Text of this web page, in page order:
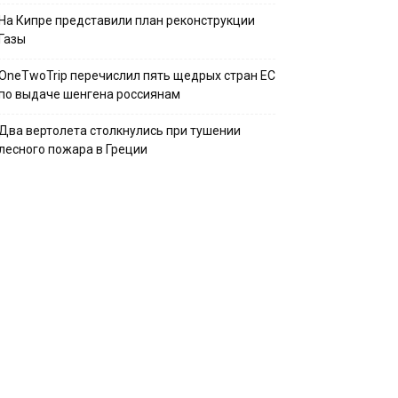
Кипре представили план реконструкции
перечислил пять щедрых стран ЕС
выдаче шенгена россиянам
вертолета столкнулись при тушении
пожара в Греции